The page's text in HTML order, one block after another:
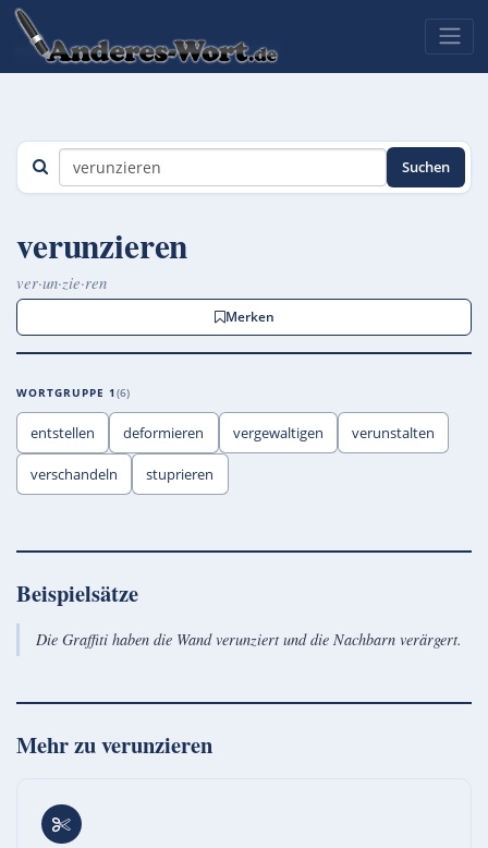
Suchen
verunzieren
ver·un·zie·ren
Merken
WORTGRUPPE 1 6
entstellen deformieren vergewaltigen verunstalten
verschandeln stuprieren
Beispielsätze
Die Graffiti haben die Wand verunziert und die Nachbarn verärgert.
Mehr zuverunzieren